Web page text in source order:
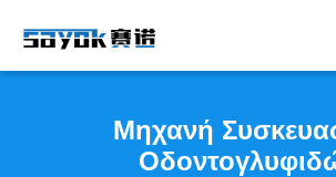
Μηχανή